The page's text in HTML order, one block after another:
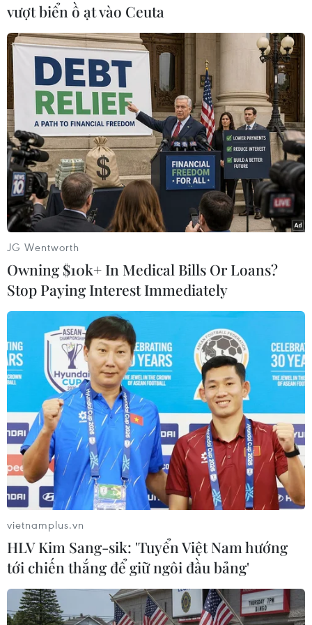
Venezuela trục xuất đại sứ
7 nước Mỹ Latinh do
không công nhận kết quả
bầu cử
Venezuela thông báo trục xuất Đại sứ Argentina,
Chile, Costa Rica, Peru, Panama, Cộng hòa
Dominicana và Uruguay, sau khi chính phủ các
nước này không công nhận kết quả bầu cử tổng
thống hôm 28/7.
(TTXVN/Vietnam+)
#Ngoại trưởng Venezuela
#Tổng thống Venezuela
#Bầu cử Tổng thống Venezuela
Peru Venezuela
vượt biển ồ ạt vào Ceuta
JG Wentworth
Owning $10k+ In Medical Bills Or Loans?
Stop Paying Interest Immediately
vietnamplus.vn
HLV Kim Sang-sik: 'Tuyển Việt Nam hướng
tới chiến thắng để giữ ngôi đầu bảng'